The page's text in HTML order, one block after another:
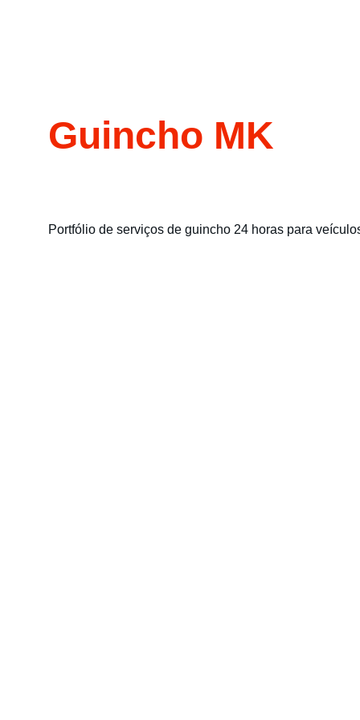
Guincho MK
Portfólio de serviços de guincho 24 horas para